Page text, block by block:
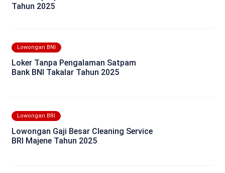
Tahun 2025
Lowongan BNI
Loker Tanpa Pengalaman Satpam
Bank BNI Takalar Tahun 2025
Lowongan BRI
Lowongan Gaji Besar Cleaning Service
BRI Majene Tahun 2025